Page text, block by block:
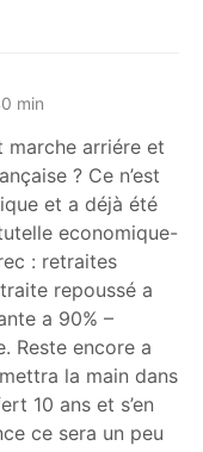
min
marche arriére et
? Ce n’est
et a déjà été
economique-
: retraites
repoussé a
a 90% –
Reste encore a
la main dans
10 ans et s’en
ce sera un peu